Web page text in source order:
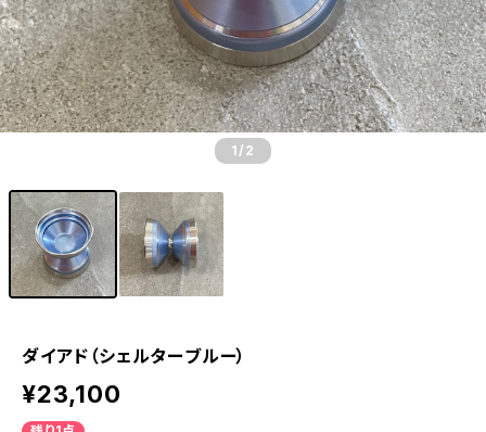
1 /2
ダイアド（シェルターブルー）
¥23,100